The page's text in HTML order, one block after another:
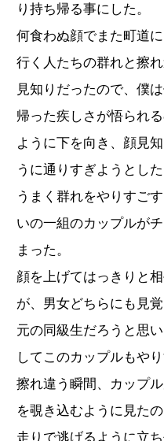
り持ち帰る事にした。
何食わぬ顔でまた町道
行く人たちの群れと擦
見知りだったので、僕
帰った疾しさが悟られ
ように下を向き、顔見
うに通りすぎようとした
うまく群れをやりすご
いの一組のカップルが
まった。
顔を上げてはっきりと
が、男女どちらにも見
元の同級生だろうと思
してこのカップルもや
擦れ違う瞬間、カップ
を覗き込むように見た
走りで逃げるように立ち